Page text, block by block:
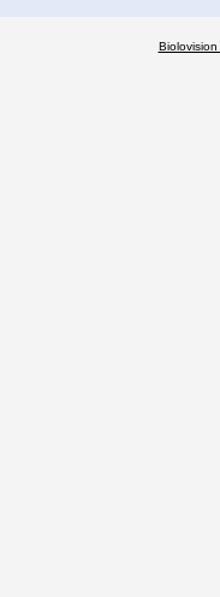
Biolovision